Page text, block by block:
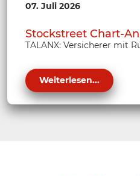
07. Juli 2026
Stockstreet Chart-
TALANX: Versicherer mit
Weiterlesen...